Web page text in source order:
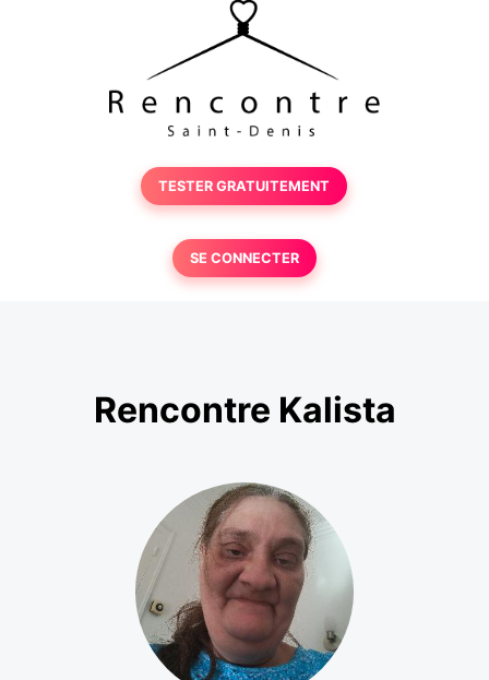
TESTER GRATUITEMENT
SE CONNECTER
Rencontre Kalista